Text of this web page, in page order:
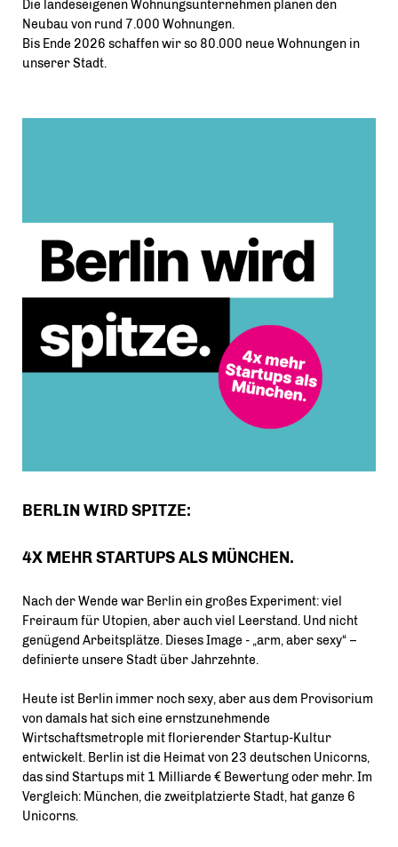
Die landeseigenen Wohnungsunternehmen planen den
Neubau von rund 7.000 Wohnungen.
Bis Ende 2026 schaffen wir so 80.000 neue Wohnungen in
unserer Stadt.
BERLIN WIRD SPITZE:
4X MEHR STARTUPS ALS MÜNCHEN.
Nach der Wende war Berlin ein großes Experiment: viel
Freiraum für Utopien, aber auch viel Leerstand. Und nicht
genügend Arbeitsplätze. Dieses Image - „arm, aber sexy“ –
definierte unsere Stadt über Jahrzehnte.
Heute ist Berlin immer noch sexy, aber aus dem Provisorium
von damals hat sich eine ernstzunehmende
Wirtschaftsmetrople mit florierender Startup-Kultur
entwickelt. Berlin ist die Heimat von 23 deutschen Unicorns,
das sind Startups mit 1 Milliarde € Bewertung oder mehr. Im
Vergleich: München, die zweitplatzierte Stadt, hat ganze 6
Unicorns.